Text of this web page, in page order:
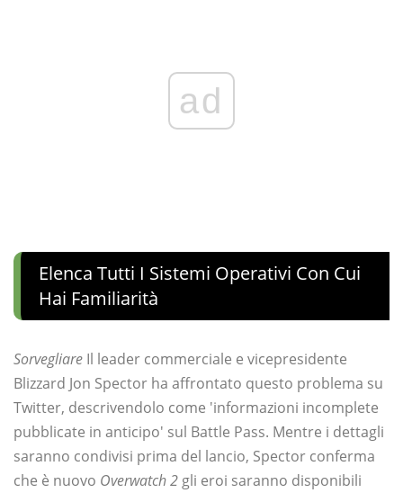
ad
Elenca Tutti I Sistemi Operativi Con Cui
Hai Familiarità
Sorvegliare Il leader commerciale e vicepresidente
Blizzard Jon Spector ha affrontato questo problema su
Twitter, descrivendolo come 'informazioni incomplete
pubblicate in anticipo' sul Battle Pass. Mentre i dettagli
saranno condivisi prima del lancio, Spector conferma
che è nuovo Overwatch 2 gli eroi saranno disponibili